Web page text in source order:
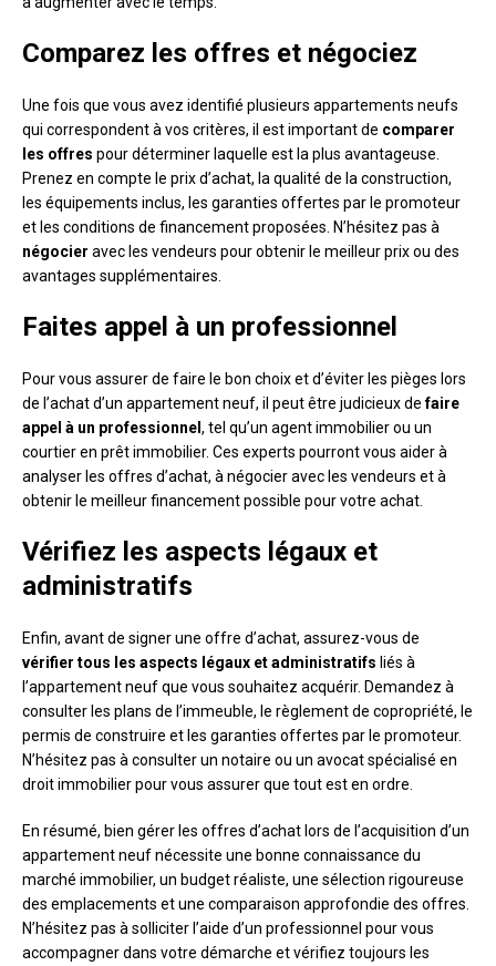
Comparez les offres et négociez
Une fois que vous avez identifié plusieurs appartements neufs
qui correspondent à vos critères, il est important de comparer
les offres pour déterminer laquelle est la plus avantageuse.
Prenez en compte le prix d’achat, la qualité de la construction,
les équipements inclus, les garanties offertes par le promoteur
et les conditions de financement proposées. N’hésitez pas à
négocier avec les vendeurs pour obtenir le meilleur prix ou des
avantages supplémentaires.
Faites appel à un professionnel
Pour vous assurer de faire le bon choix et d’éviter les pièges lors
de l’achat d’un appartement neuf, il peut être judicieux defaire
appel à un professionnel , tel qu’un agent immobilier ou un
courtier en prêt immobilier. Ces experts pourront vous aider à
analyser les offres d’achat, à négocier avec les vendeurs et à
obtenir le meilleur financement possible pour votre achat.
Vérifiez les aspects légaux et
administratifs
Enfin, avant de signer une offre d’achat, assurez-vous de
vérifier tous les aspects légaux et administratifs liés à
l’appartement neuf que vous souhaitez acquérir. Demandez à
consulter les plans de l’immeuble, le règlement de copropriété, le
permis de construire et les garanties offertes par le promoteur.
N’hésitez pas à consulter un notaire ou un avocat spécialisé en
droit immobilier pour vous assurer que tout est en ordre.
En résumé, bien gérer les offres d’achat lors de l’acquisition d’un
appartement neuf nécessite une bonne connaissance du
marché immobilier, un budget réaliste, une sélection rigoureuse
des emplacements et une comparaison approfondie des offres.
N’hésitez pas à solliciter l’aide d’un professionnel pour vous
accompagner dans votre démarche et vérifiez toujours les